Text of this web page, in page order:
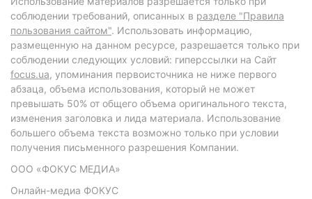
соблюдении требований, описанных в разделе "Правила
пользования сайтом". Использовать информацию,
размещенную на данном ресурсе, разрешается только при
соблюдении следующих условий: гиперссылки на Сайт
focus.ua, упоминания первоисточника не ниже первого
абзаца, объема использования, который не может
превышать 50% от общего объема оригинального текста,
изменения заголовка и лида материала. Использование
большего объема текста возможно только при условии
получения письменного разрешения Компании.
ООО «ФОКУС МЕДИА»
Онлайн-медиа ФОКУС